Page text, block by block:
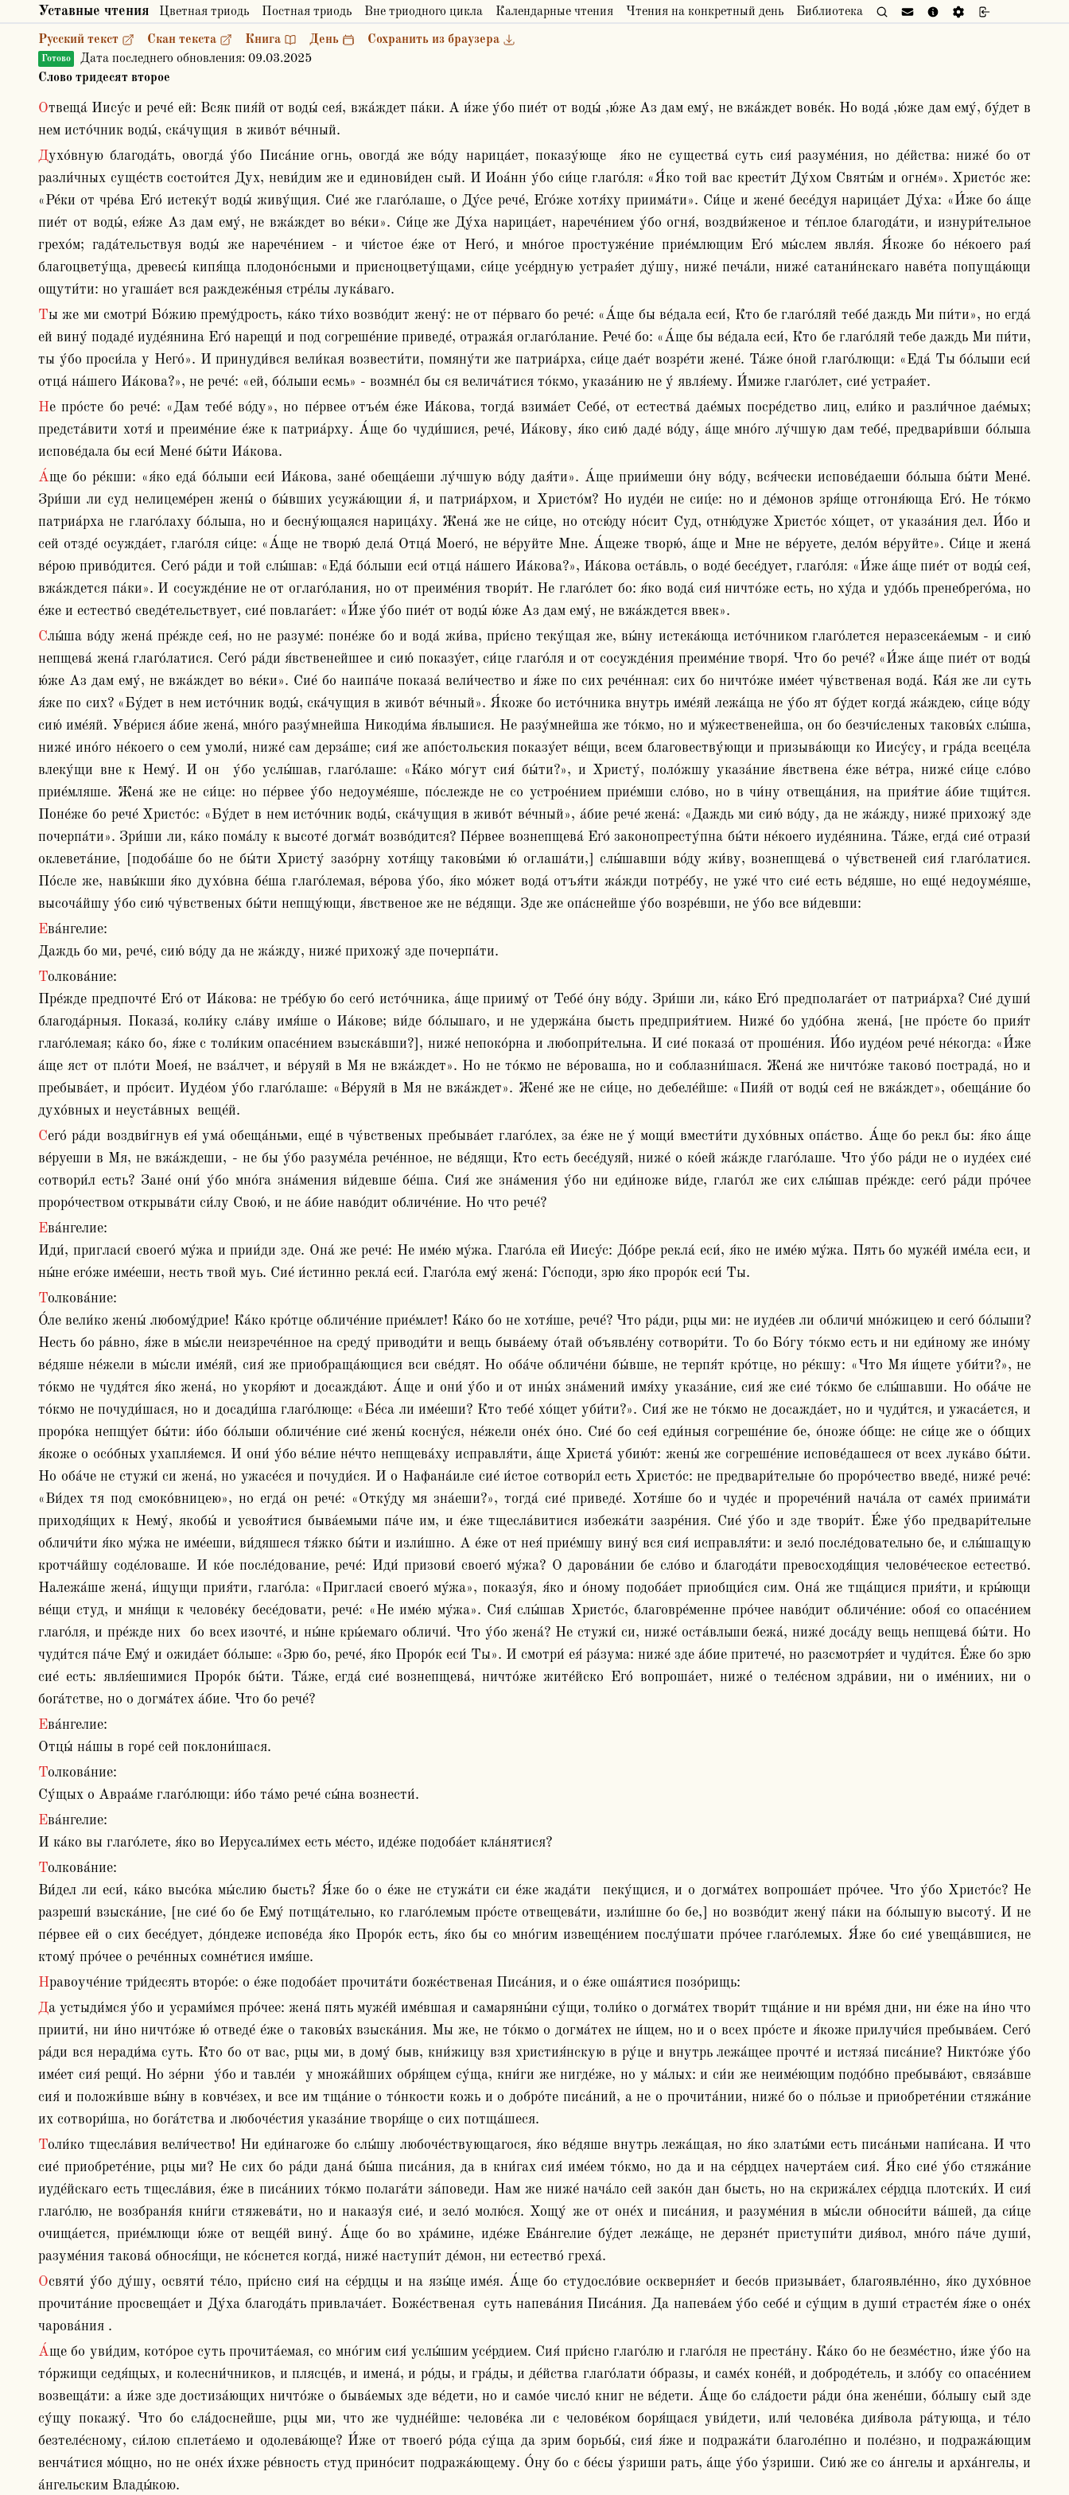
Уставные чтения Цветная триодь Постная триодь Вне триодного цикла Календарные чтения Чтения на конкретный день Библиотека
Русский текст Скан текста Книга День Сохранить из браузера
Готово Дата последнего обновления: 09.03.2025
Слово тридесят второе
Отвеща́ Иису́с и рече́ ей: Всяк пия́й от воды́ сея́, вжа́ждет па́ки. А и́же у́бо пие́т от воды́ ,ю́же Аз дам ему́, не вжа́ждет вове́к. Но вода́ ,ю́же дам ему́, бу́дет в
нем исто́чник воды́, ска́чущия  в живо́т ве́чный.
Духо́вную благода́ть, овогда́ у́бо Писа́ние огнь, овогда́ же во́ду нарица́ет, показу́юще  я́ко не существа́ суть сия́ разуме́ния, но де́йства: ниже́ бо от
разли́чных суще́ств состои́тся Дух, неви́дим же и единови́ден сый. И Иоа́нн у́бо си́це глаго́ля: «Я́ко той вас крести́т Ду́хом Святы́м и огне́м». Христо́с же:
«Ре́ки от чре́ва Его́ истеку́т воды́ живу́щия. Сие́ же глаго́лаше, о Ду́се рече́, Его́же хотя́ху приима́ти». Си́це и жене́ бесе́дуя нарица́ет Ду́ха: «И́же бо а́ще
пие́т от воды́, ея́же Аз дам ему́, не вжа́ждет во ве́ки». Си́це же Ду́ха нарица́ет, нарече́нием у́бо огня́, воздви́женое и те́плое благода́ти, и изнури́тельное
грехо́м; гада́тельствуя воды́ же нарече́нием - и чи́стое е́же от Него́, и мно́гое простуже́ние прие́млющим Его́ мы́слем явля́я. Я́коже бо не́коего рая́
благоцвету́ща, древесы́ кипя́ща плодоно́сными и присноцвету́щами, си́це усе́рдную устрая́ет ду́шу, ниже́ печа́ли, ниже́ сатани́нскаго наве́та попуща́ющи
ощути́ти: но угаша́ет вся раждеже́ныя стре́лы лука́ваго.
Ты же ми смотри́ Бо́жию прему́дрость, ка́ко ти́хо возво́дит жену́: не от пе́рваго бо рече́: «А́ще бы ве́дала еси́, Кто бе глаго́ляй тебе́ даждь Ми пи́ти», но егда́
ей вину́ подаде́ иуде́янина Его́ нарещи́ и под согреше́ние приведе́, отража́я оглаго́лание. Рече́ бо: «А́ще бы ве́дала еси́, Кто бе глаго́ляй тебе даждь Ми пи́ти,
ты у́бо проси́ла у Него́». И принуди́вся вели́кая возвести́ти, помяну́ти же патриа́рха, си́це дае́т возре́ти жене́. Та́же о́ной глаго́лющи: «Еда́ Ты бо́льши еси́
отца́ на́шего Иа́кова?», не рече́: «ей, бо́льши есмь» - возмне́л бы ся велича́тися то́кмо, указа́нию не у́ явля́ему. И́миже глаго́лет, сие́ устрая́ет.
Не про́сте бо рече́: «Дам тебе́ во́ду», но пе́рвее отъе́м е́же Иа́кова, тогда́ взима́ет Себе́, от естества́ дае́мых посре́дство лиц, ели́ко и разли́чное дае́мых;
предста́вити хотя́ и преиме́ние е́же к патриа́рху. А́ще бо чуди́шися, рече́, Иа́кову, я́ко сию́ даде́ во́ду, а́ще мно́го лу́чшую дам тебе́, предвари́вши бо́льша
испове́дала бы еси́ Мене́ бы́ти Иа́кова.
А́ще бо ре́кши: «я́ко еда́ бо́льши еси́ Иа́кова, зане́ обеща́еши лу́чшую во́ду дая́ти». А́ще прии́меши о́ну во́ду, вся́чески испове́даеши бо́льша бы́ти Мене́.
Зри́ши ли суд нелицеме́рен жены́ о бы́вших усужа́ющии я́, и патриа́рхом, и Христо́м? Но иуде́и не сиц́е: но и де́монов зря́ще отгоня́юща Его́. Не то́кмо
патриа́рха не глаго́лаху бо́льша, но и бесну́ющаяся нарица́ху. Жена́ же не си́це, но отсю́ду но́сит Суд, отню́дуже Христо́с хо́щет, от указа́ния дел. И́бо и
сей отзде́ осужда́ет, глаго́ля си́це: «А́ще не творю́ дела́ Отца́ Моего́, не ве́руйте Мне. А́щеже творю́, а́ще и Мне не ве́руете, дело́м ве́руйте». Си́це и жена́
ве́рою приво́дится. Сего́ ра́ди и той слы́шав: «Еда́ бо́льши еси́ отца́ на́шего Иа́кова?», Иа́кова оста́вль, о воде́ бесе́дует, глаго́ля: «И́же а́ще пие́т от воды́ сея́,
вжа́ждется па́ки». И сосужде́ние не от оглаго́лания, но от преиме́ния твори́т. Не глаго́лет бо: я́ко вода́ сия́ ничто́же есть, но ху́да и удо́бь пренебрего́ма, но
е́же и естество́ сведе́тельствует, сие́ повлага́ет: «И́же у́бо пие́т от воды́ ю́же Аз дам ему́, не вжа́ждется ввек».
Слы́ша во́ду жена́ пре́жде сея́, но не разуме́: поне́же бо и вода́ жи́ва, при́сно теку́щая же, вы́ну истека́юща исто́чником глаго́лется неразсека́емым - и сию́
непщева́ жена́ глаго́латися. Сего́ ра́ди я́вственейшее и сию́ показу́ет, си́це глаго́ля и от сосужде́ния преиме́ние творя́. Что бо рече́? «И́же а́ще пие́т от воды́
ю́же Аз дам ему́, не вжа́ждет во ве́ки». Сие́ бо наипа́че показа́ вели́чество и я́же по сих рече́нная: сих бо ничто́же име́ет чу́вственая вода́. Ка́я же ли суть
я́же по сих? «Бу́дет в нем исто́чник воды́, ска́чущия в живо́т ве́чный». Я́коже бо исто́чника внутрь име́яй лежа́ща не у́бо ят бу́дет когда́ жа́ждею, си́це во́ду
сию́ име́яй. Уве́рися а́бие жена́, мно́го разу́мнейша Никоди́ма я́вльшися. Не разу́мнейша же то́кмо, но и му́жественейша, он бо безчи́сленых таковы́х слы́ша,
ниже́ ино́го не́коего о сем умоли́, ниже́ сам дерза́ше; сия́ же апо́стольския показу́ет ве́щи, всем благовеству́ющи и призыва́ющи ко Иису́су, и гра́да всеце́ла
влеку́щи вне к Нему́. И он  у́бо услы́шав, глаго́лаше: «Ка́ко мо́гут сия́ бы́ти?», и Христу́, поло́жшу указа́ние я́вствена е́же ве́тра, ниже́ си́це сло́во
прие́мляше. Жена́ же не си́це: но пе́рвее у́бо недоуме́яше, по́слежде не со устрое́нием прие́мши сло́во, но в чи́ну отвеща́ния, на прия́тие а́бие тщи́тся.
Поне́же бо рече́ Христо́с: «Бу́дет в нем исто́чник воды́, ска́чущия в живо́т ве́чный», а́бие рече́ жена́: «Даждь ми сию́ во́ду, да не жа́жду, ниже́ прихожу́ зде
почерпа́ти». Зри́ши ли, ка́ко пома́лу к высоте́ догма́т возво́дится? Пе́рвее вознепщева́ Его́ законопресту́пна бы́ти не́коего иуде́янина. Та́же, егда́ сие́ отрази́
оклевета́ние, [подоба́ше бо не бы́ти Христу́ зазо́рну хотя́щу таковы́ми ю́ оглаша́ти,] слы́шавши во́ду жи́ву, вознепщева́ о чу́вственей сия́ глаго́латися.
По́сле же, навы́кши я́ко духо́вна бе́ша глаго́лемая, ве́рова у́бо, я́ко мо́жет вода́ отъя́ти жа́жди потре́бу, не уже́ что сие́ есть ве́дяше, но еще́ недоуме́яше,
высоча́йшу у́бо сию́ чу́вственых бы́ти непщу́ющи, я́вственое же не ве́дящи. Зде же опа́снейше у́бо возре́вши, не у́бо все ви́девши:
Ева́нгелие:
Даждь бо ми, рече́, сию́ во́ду да не жа́жду, ниже́ прихожу́ зде почерпа́ти.
Толкова́ние:
Пре́жде предпочте́ Его́ от Иа́кова: не тре́бую бо сего́ исто́чника, а́ще прииму́ от Тебе́ о́ну во́ду. Зри́ши ли, ка́ко Его́ предполага́ет от патриа́рха? Сие́ души́
благода́рныя. Показа́, коли́ку сла́ву имя́ше о Иа́кове; ви́де бо́льшаго, и не удержа́на бысть предприя́тием. Ниже́ бо удо́бна  жена́, [не про́сте бо прия́т
глаго́лемая; ка́ко бо, я́же с толи́ким опасе́нием взыска́вши?], ниже́ непоко́рна и любопри́тельна. И сие́ показа́ от проше́ния. И́бо иуде́ом рече́ не́когда: «И́же
а́ще яст от пло́ти Моея́, не вза́лчет, и ве́руяй в Мя не вжа́ждет». Но не то́кмо не ве́роваша, но и соблазни́шася. Жена́ же ничто́же таково́ пострада́, но и
пребыва́ет, и про́сит. Иуде́ом у́бо глаго́лаше: «Ве́руяй в Мя не вжа́ждет». Жене́ же не си́це, но дебеле́йше: «Пия́й от воды́ сея́ не вжа́ждет», обеща́ние бо
духо́вных и неуста́вных  веще́й.
Сего́ ра́ди воздви́гнув ея́ ума́ обеща́ньми, еще́ в чу́вственых пребыва́ет глаго́лех, за е́же не у́ мощи́ вмести́ти духо́вных опа́ство. А́ще бо рекл бы: я́ко а́ще
ве́руеши в Мя, не вжа́ждеши, - не бы у́бо разуме́ла рече́нное, не ве́дящи, Кто есть бесе́дуяй, ниже́ о ко́ей жа́жде глаго́лаше. Что у́бо ра́ди не о иуде́ех сие́
сотвори́л есть? Зане́ они́ у́бо мно́га зна́мения ви́девше бе́ша. Сия́ же зна́мения у́бо ни еди́ноже ви́де, глаго́л же сих слы́шав пре́жде: сего́ ра́ди про́чее
проро́чеством открыва́ти си́лу Свою́, и не а́бие наво́дит обличе́ние. Но что рече́?
Ева́нгелие:
Иди́, пригласи́ своего́ му́жа и прии́ди зде. Она́ же рече́: Не име́ю му́жа. Глаго́ла ей Иису́с: До́бре рекла́ еси́, я́ко не име́ю му́жа. Пять бо муже́й име́ла еси, и
ны́не его́же име́еши, несть твой муь. Сие́ и́стинно рекла́ еси́. Глаго́ла ему́ жена́: Го́споди, зрю я́ко проро́к еси́ Ты.
Толкова́ние:
О́ле вели́ко жены́ любому́дрие! Ка́ко кро́тце обличе́ние прие́млет! Ка́ко бо не хотя́ше, рече́? Что ра́ди, рцы ми: не иуде́ев ли обличи́ мно́жицею и сего́ бо́льши?
Несть бо ра́вно, я́же в мы́сли неизрече́нное на среду́ приводи́ти и вещь быва́ему о́тай объявле́ну сотвори́ти. То бо Бо́гу то́кмо есть и ни еди́ному же ино́му
ве́дяше не́жели в мы́сли име́яй, сия́ же приобраща́ющися вси све́дят. Но оба́че обличе́ни бы́вше, не терпя́т кро́тце, но ре́кшу: «Что Мя и́щете уби́ти?», не
то́кмо не чудя́тся я́ко жена́, но укоря́ют и досажда́ют. А́ще и они́ у́бо и от ины́х зна́мений имя́ху указа́ние, сия́ же сие́ то́кмо бе слы́шавши. Но оба́че не
то́кмо не почуди́шася, но и досади́ша глаго́люще: «Бе́са ли име́еши? Кто тебе́ хо́щет уби́ти?». Сия́ же не то́кмо не досажда́ет, но и чуди́тся, и ужаса́ется, и
проро́ка непщу́ет бы́ти: и́бо бо́льши обличе́ние сие́ жены́ косну́ся, не́жели оне́х о́но. Сие́ бо сея́ еди́ныя согреше́ние бе, о́ноже о́бще: не си́це же о о́бщих
я́коже о осо́бных ухапля́емся. И они́ у́бо ве́лие не́что непщева́ху исправля́ти, а́ще Христа́ убию́т: жены́ же согреше́ние испове́дашеся от всех лука́во бы́ти.
Но оба́че не стужи́ си жена́, но ужасе́ся и почуди́ся. И о Нафана́иле сие́ и́стое сотвори́л есть Христо́с: не предвари́тельне бо проро́чество введе́, ниже́ рече́:
«Ви́дех тя под смоко́вницею», но егда́ он рече́: «Отку́ду мя зна́еши?», тогда́ сие́ приведе́. Хотя́ше бо и чуде́с и прорече́ний нача́ла от саме́х приима́ти
приходя́щих к Нему́, якобы́ и усвоя́тися быва́емыми па́че им, и е́же тщесла́витися избежа́ти зазре́ния. Сие́ у́бо и зде твори́т. Е́же у́бо предвари́тельне
обличи́ти я́ко му́жа не име́еши, ви́дяшеся тя́жко бы́ти и изли́шно. А е́же от нея́ прие́мшу вину́ вся сия́ исправля́ти: и зело́ после́довательно бе, и слы́шащую
кротча́йшу соде́ловаше. И ко́е после́дование, рече́: Иди́ призови́ своего́ му́жа? О дарова́нии бе сло́во и благода́ти превосходя́щия челове́ческое естество́.
Належа́ше жена́, и́щущи прия́ти, глаго́ла: «Пригласи́ своего́ му́жа», показу́я, я́ко и о́ному подоба́ет приобщи́ся сим. Она́ же тща́щися прия́ти, и кры́ющи
ве́щи студ, и мня́щи к челове́ку бесе́довати, рече́: «Не име́ю му́жа». Сия́ слы́шав Христо́с, благовре́менне про́чее наво́дит обличе́ние: обоя́ со опасе́нием
глаго́ля, и пре́жде них  бо всех изочте́, и ны́не кры́емаго обличи́. Что у́бо жена́? Не стужи́ си, ниже́ оста́вльши бежа́, ниже́ доса́ду вещь непщева́ бы́ти. Но
чуди́тся па́че Ему́ и ожида́ет бо́льше: «Зрю бо, рече́, я́ко Проро́к еси́ Ты». И смотри́ ея́ ра́зума: ниже́ зде а́бие притече́, но разсмотря́ет и чуди́тся. Е́же бо зрю
сие́ есть: явля́ешимися Проро́к бы́ти. Та́же, егда́ сие́ вознепщева́, ничто́же жите́йско Его́ вопроша́ет, ниже́ о теле́сном здра́вии, ни о име́ниих, ни о
бога́тстве, но о догма́тех а́бие. Что бо рече́?
Ева́нгелие:
Отцы́ на́шы в горе́ сей поклони́шася.
Толкова́ние:
Су́щых о Авраа́ме глаго́лющи: и́бо та́мо рече́ сы́на вознести́.
Ева́нгелие:
И ка́ко вы глаго́лете, я́ко во Иерусали́мех есть ме́сто, иде́же подоба́ет кла́нятися?
Толкова́ние:
Ви́дел ли еси́, ка́ко высо́ка мы́слию бысть? Я́же бо о е́же не стужа́ти си е́же жада́ти  пеку́щися, и о догма́тех вопроша́ет про́чее. Что у́бо Христо́с? Не
разреши́ взыска́ние, [не сие́ бо бе Ему́ потща́тельно, ко глаго́лемым про́сте отвещева́ти, изли́шне бо бе,] но возво́дит жену́ па́ки на бо́льшую высоту́. И не
пе́рвее ей о сих бесе́дует, до́ндеже испове́да я́ко Проро́к есть, я́ко бы со мно́гим извеще́нием послу́шати про́чее глаго́лемых. Я́же бо сие́ увеща́вшися, не
ктому́ про́чее о рече́нных сомне́тися имя́ше.
Нравоуче́ние три́десять второ́е: о е́же подоба́ет прочита́ти боже́ственая Писа́ния, и о е́же оша́ятися позо́рищь:
Да устыди́мся у́бо и усрами́мся про́чее: жена́ пять муже́й име́вшая и самаряны́ни су́щи, толи́ко о догма́тех твори́т тща́ние и ни вре́мя дни, ни е́же на и́но что
приити́, ни и́но ничто́же ю́ отведе́ е́же о таковы́х взыска́ния. Мы же, не то́кмо о догма́тех не и́щем, но и о всех про́сте и я́коже прилучи́ся пребыва́ем. Сего́
ра́ди вся неради́ма суть. Кто бо от вас, рцы ми, в дому́ быв, кни́жицу взя христия́нскую в ру́це и внутрь лежа́щее прочте́ и истяза́ писа́ние? Никто́же у́бо
име́ет сия́ рещи́. Но зе́рни  у́бо и тавле́и  у множа́йших обря́щем су́ща, кни́ги же нигде́же, но у ма́лых: и си́и же неиме́ющим подо́бно пребыва́ют, связа́вше
сия́ и положи́вше вы́ну в ковче́зех, и все им тща́ние о то́нкости кожь и о добро́те писа́ний, а не о прочита́нии, ниже́ бо о по́льзе и приобрете́нии стяжа́ние
их сотвори́ша, но бога́тства и любоче́стия указа́ние творя́ще о сих потща́шеся.
Толи́ко тщесла́вия вели́чество! Ни еди́нагоже бо слы́шу любоче́ствующагося, я́ко ве́дяше внутрь лежа́щая, но я́ко златы́ми есть писа́ньми напи́сана. И что
сие́ приобрете́ние, рцы ми? Не сих бо ра́ди дана́ бы́ша писа́ния, да в кни́гах сия́ име́ем то́кмо, но да и на се́рдцех начерта́ем сия́. Я́ко сие́ у́бо стяжа́ние
иуде́йскаго есть тщесла́вия, е́же в писа́ниих то́кмо полага́ти за́поведи. Нам же ниже́ нача́ло сей зако́н дан бысть, но на скрижа́лех се́рдца плотски́х. И сия́
глаго́лю, не возбраня́я кни́ги стяжева́ти, но и наказу́я сие́, и зело́ молю́ся. Хощу́ же от оне́х и писа́ния, и разуме́ния в мы́сли обноси́ти ва́шей, да си́це
очища́ется, прие́млющи ю́же от веще́й вину́. А́ще бо во хра́мине, иде́же Ева́нгелие бу́дет лежа́ще, не дерзне́т приступи́ти дия́вол, мно́го па́че души́,
разуме́ния такова́ обнося́щи, не ко́снется когда́, ниже́ наступи́т де́мон, ни естество́ греха́.
Освяти́ у́бо ду́шу, освяти́ те́ло, при́сно сия́ на се́рдцы и на язы́це име́я. А́ще бо студосло́вие оскверня́ет и бесо́в призыва́ет, благоявле́нно, я́ко духо́вное
прочита́ние просвеща́ет и Ду́ха благода́ть привлача́ет. Боже́ственая  суть напева́ния Писа́ния. Да напева́ем у́бо себе́ и су́щим в души́ страсте́м я́же о оне́х
чарова́ния .
А́ще бо уви́дим, кото́рое суть прочита́емая, со мно́гим сия́ услы́шим усе́рдием. Сия́ при́сно глаго́лю и глаго́ля не преста́ну. Ка́ко бо не безме́стно, и́же у́бо на
то́ржищи седя́щых, и колесни́чников, и плясце́в, и имена́, и ро́ды, и гра́ды, и де́йства глаго́лати о́бразы, и саме́х коне́й, и доброде́тель, и зло́бу со опасе́нием
возвеща́ти: а и́же зде достиза́ющих ничто́же о быва́емых зде ве́дети, но и само́е число́ книг не ве́дети. А́ще бо сла́дости ра́ди о́на жене́ши, бо́льшу сый зде
су́щу покажу́. Что бо сла́доснейше, рцы ми, что же чудне́йше: челове́ка ли с челове́ком боря́щася уви́дети, или́ челове́ка дия́вола ра́тующа, и те́ло
безтеле́сному, си́лою сплета́емо и одолева́юще? И́же от твоего́ ро́да су́ща да зрим борьбы́, сия́ я́же и подража́ти благоле́пно и поле́зно, и подража́ющим
венча́тися мо́щно, но не оне́х и́хже ре́вность студ прино́сит подража́ющему. О́ну бо с бе́сы у́зриши рать, а́ще у́бо у́зриши. Сию́ же со а́нгелы и арха́нгелы, и
а́нгельским Влады́кою.